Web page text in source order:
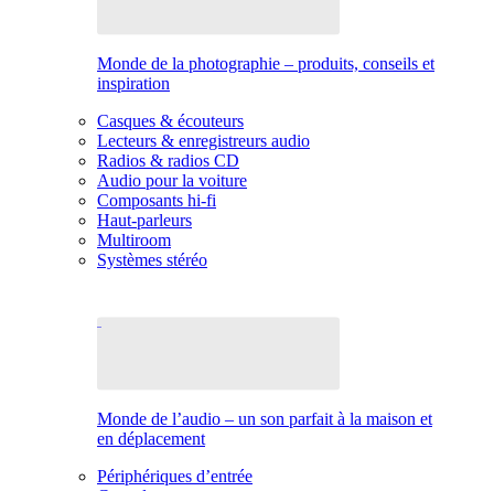
Monde de la photographie – produits, conseils et
inspiration
Casques & écouteurs
Lecteurs & enregistreurs audio
Radios & radios CD
Audio pour la voiture
Composants hi-fi
Haut-parleurs
Multiroom
Systèmes stéréo
Monde de l’audio – un son parfait à la maison et
en déplacement
Périphériques d’entrée